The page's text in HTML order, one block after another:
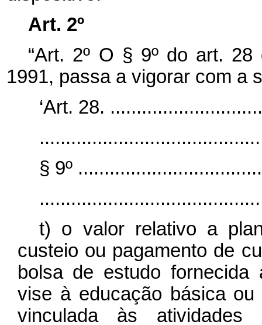
Art. 2º
“Art. 2º O § 9º do art.
1991, passa a vigorar com a
‘Art. 28.
§ 9º
t) o valor relativo a
custeio ou pagamento de
bolsa de estudo fornecida
vise à educação básica
vinculada às atividades